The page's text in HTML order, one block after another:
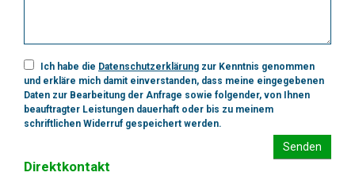
Ich habe die Datenschutzerklärung zur Kenntnis genommen
und erkläre mich damit einverstanden, dass meine eingegebenen
Daten zur Bearbeitung der Anfrage sowie folgender, von Ihnen
beauftragter Leistungen dauerhaft oder bis zu meinem
schriftlichen Widerruf gespeichert werden.
Senden
Direktkontakt